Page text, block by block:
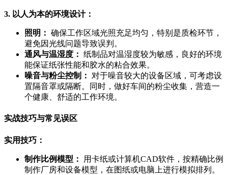
3. 以人为本的环境设计：
照明： 确保工作区域光照充足均匀，特别是质检环节，
避免因光线问题导致误判。
通风与温湿度： 纸制品对温湿度较为敏感，良好的环境
能保证纸张性能和胶水的粘合效果。
噪音与粉尘控制：
对于噪音较大的设备区域，可考虑设
置隔音罩或隔断。同时，做好车间的粉尘收集，营造一
个健康、舒适的工作环境。
实战技巧与常见误区
实用技巧：
制作比例模型：
用卡纸或计算机CAD软件，按精确比例
制作厂房和设备模型，在图纸或电脑上进行模拟排列。